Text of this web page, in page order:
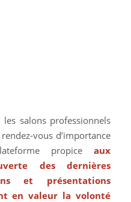
les salons professionnels
vous d’importance
propiceaux
des dernières
et présentations
en valeur la volonté